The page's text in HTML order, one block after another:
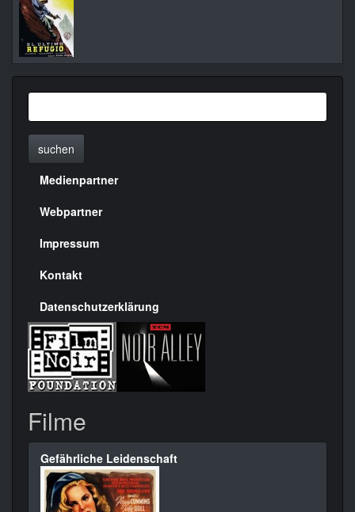
suchen
Menülinks
rechte
Seite
Medienpartner
Webpartner
Impressum
Kontakt
Datenschutzerklärung
Filme
Gefährliche Leidenschaft